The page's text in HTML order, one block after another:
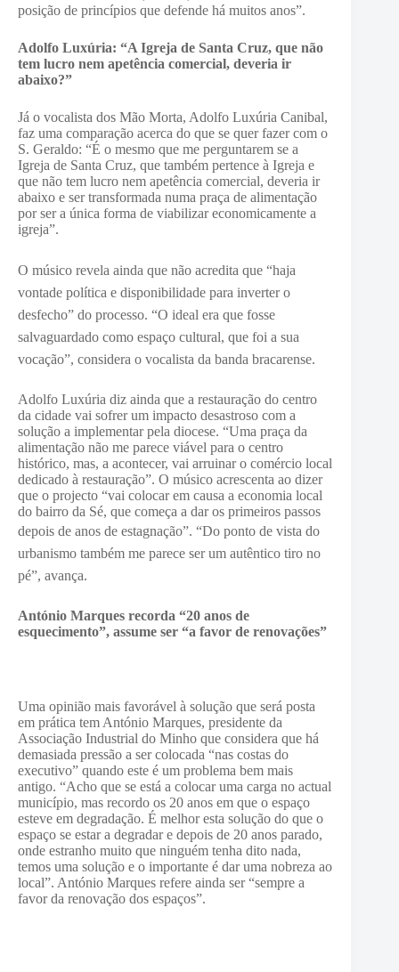
posição de princípios que defende há muitos anos”.
Adolfo Luxúria: “A Igreja de Santa Cruz, que não
tem lucro nem apetência comercial, deveria ir
abaixo?”
Já o vocalista dos Mão Morta, Adolfo Luxúria Canibal,
faz uma comparação acerca do que se quer fazer com o
S. Geraldo: “É o mesmo que me perguntarem se a
Igreja de Santa Cruz, que também pertence à Igreja e
que não tem lucro nem apetência comercial, deveria ir
abaixo e ser transformada numa praça de alimentação
por ser a única forma de viabilizar economicamente a
igreja”.
O músico revela ainda que não acredita que “haja
vontade política e disponibilidade para inverter o
desfecho” do processo. “O ideal era que fosse
salvaguardado como espaço cultural, que foi a sua
vocação”, considera o vocalista da banda bracarense.
Adolfo Luxúria diz ainda que a restauração do centro
da cidade vai sofrer um impacto desastroso com a
solução a implementar pela diocese. “Uma praça da
alimentação não me parece viável para o centro
histórico, mas, a acontecer, vai arruinar o comércio local
dedicado à restauração”. O músico acrescenta ao dizer
que o projecto “vai colocar em causa a economia local
do bairro da Sé, que começa a dar os primeiros passos
depois de anos de estagnação”. “Do ponto de vista do
urbanismo também me parece ser um autêntico tiro no
pé”, avança.
António Marques recorda “20 anos de
esquecimento”, assume ser “a favor de renovações”
Uma opinião mais favorável à solução que será posta
em prática tem António Marques, presidente da
Associação Industrial do Minho que considera que há
demasiada pressão a ser colocada “nas costas do
executivo” quando este é um problema bem mais
antigo. “Acho que se está a colocar uma carga no actual
município, mas recordo os 20 anos em que o espaço
esteve em degradação. É melhor esta solução do que o
espaço se estar a degradar e depois de 20 anos parado,
onde estranho muito que ninguém tenha dito nada,
temos uma solução e o importante é dar uma nobreza ao
local”. António Marques refere ainda ser “sempre a
favor da renovação dos espaços”.